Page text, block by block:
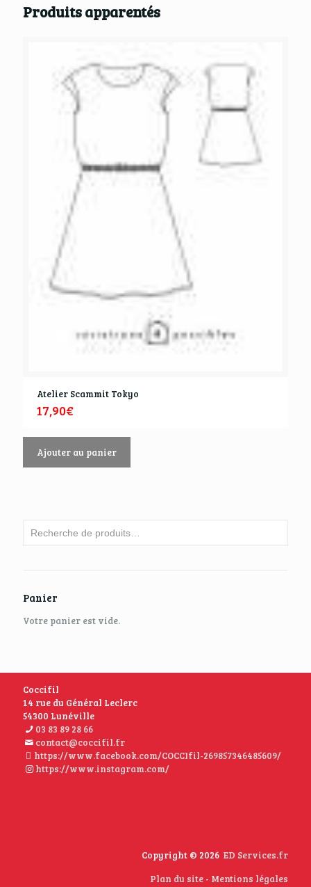
Produits apparentés
Atelier Scammit Tokyo
17,90€
Ajouter au panier
Panier
Votre panier est vide.
Coccifil
14 rue du Général Leclerc
54300 Lunéville
03 83 89 28 66
contact@coccifil.fr
https://www.facebook.com/COCCIfil-269857346485609/
https://www.instagram.com/
Copyright © 2026 ED Services.fr
Plan du site - Mentions légales